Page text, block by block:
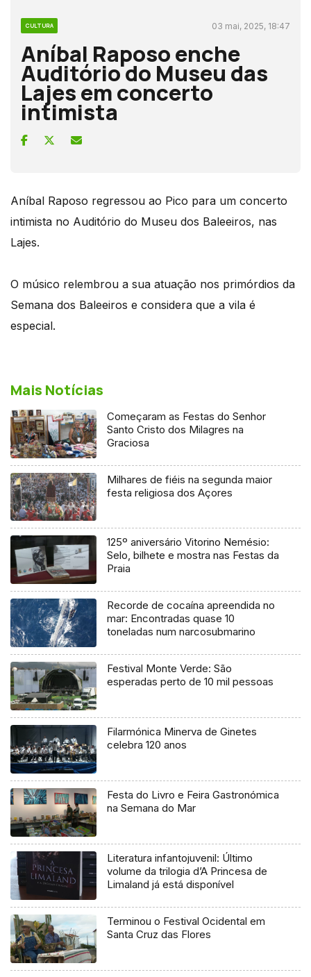
CULTURA 03 mai, 2025, 18:47
Aníbal Raposo enche
Auditório do Museu das
Lajes em concerto
intimista
Aníbal Raposo regressou ao Pico para um concerto
intimista no Auditório do Museu dos Baleeiros, nas
Lajes.
O músico relembrou a sua atuação nos primórdios da
Semana dos Baleeiros e considera que a vila é
especial.
Mais Notícias
Começaram as Festas do Senhor
Santo Cristo dos Milagres na
Graciosa
Milhares de fiéis na segunda maior
festa religiosa dos Açores
125º aniversário Vitorino Nemésio:
Selo, bilhete e mostra nas Festas da
Praia
Recorde de cocaína apreendida no
mar: Encontradas quase 10
toneladas num narcosubmarino
Festival Monte Verde: São
esperadas perto de 10 mil pessoas
Filarmónica Minerva de Ginetes
celebra 120 anos
Festa do Livro e Feira Gastronómica
na Semana do Mar
Literatura infantojuvenil: Último
volume da trilogia d’A Princesa de
Limaland já está disponível
Terminou o Festival Ocidental em
Santa Cruz das Flores